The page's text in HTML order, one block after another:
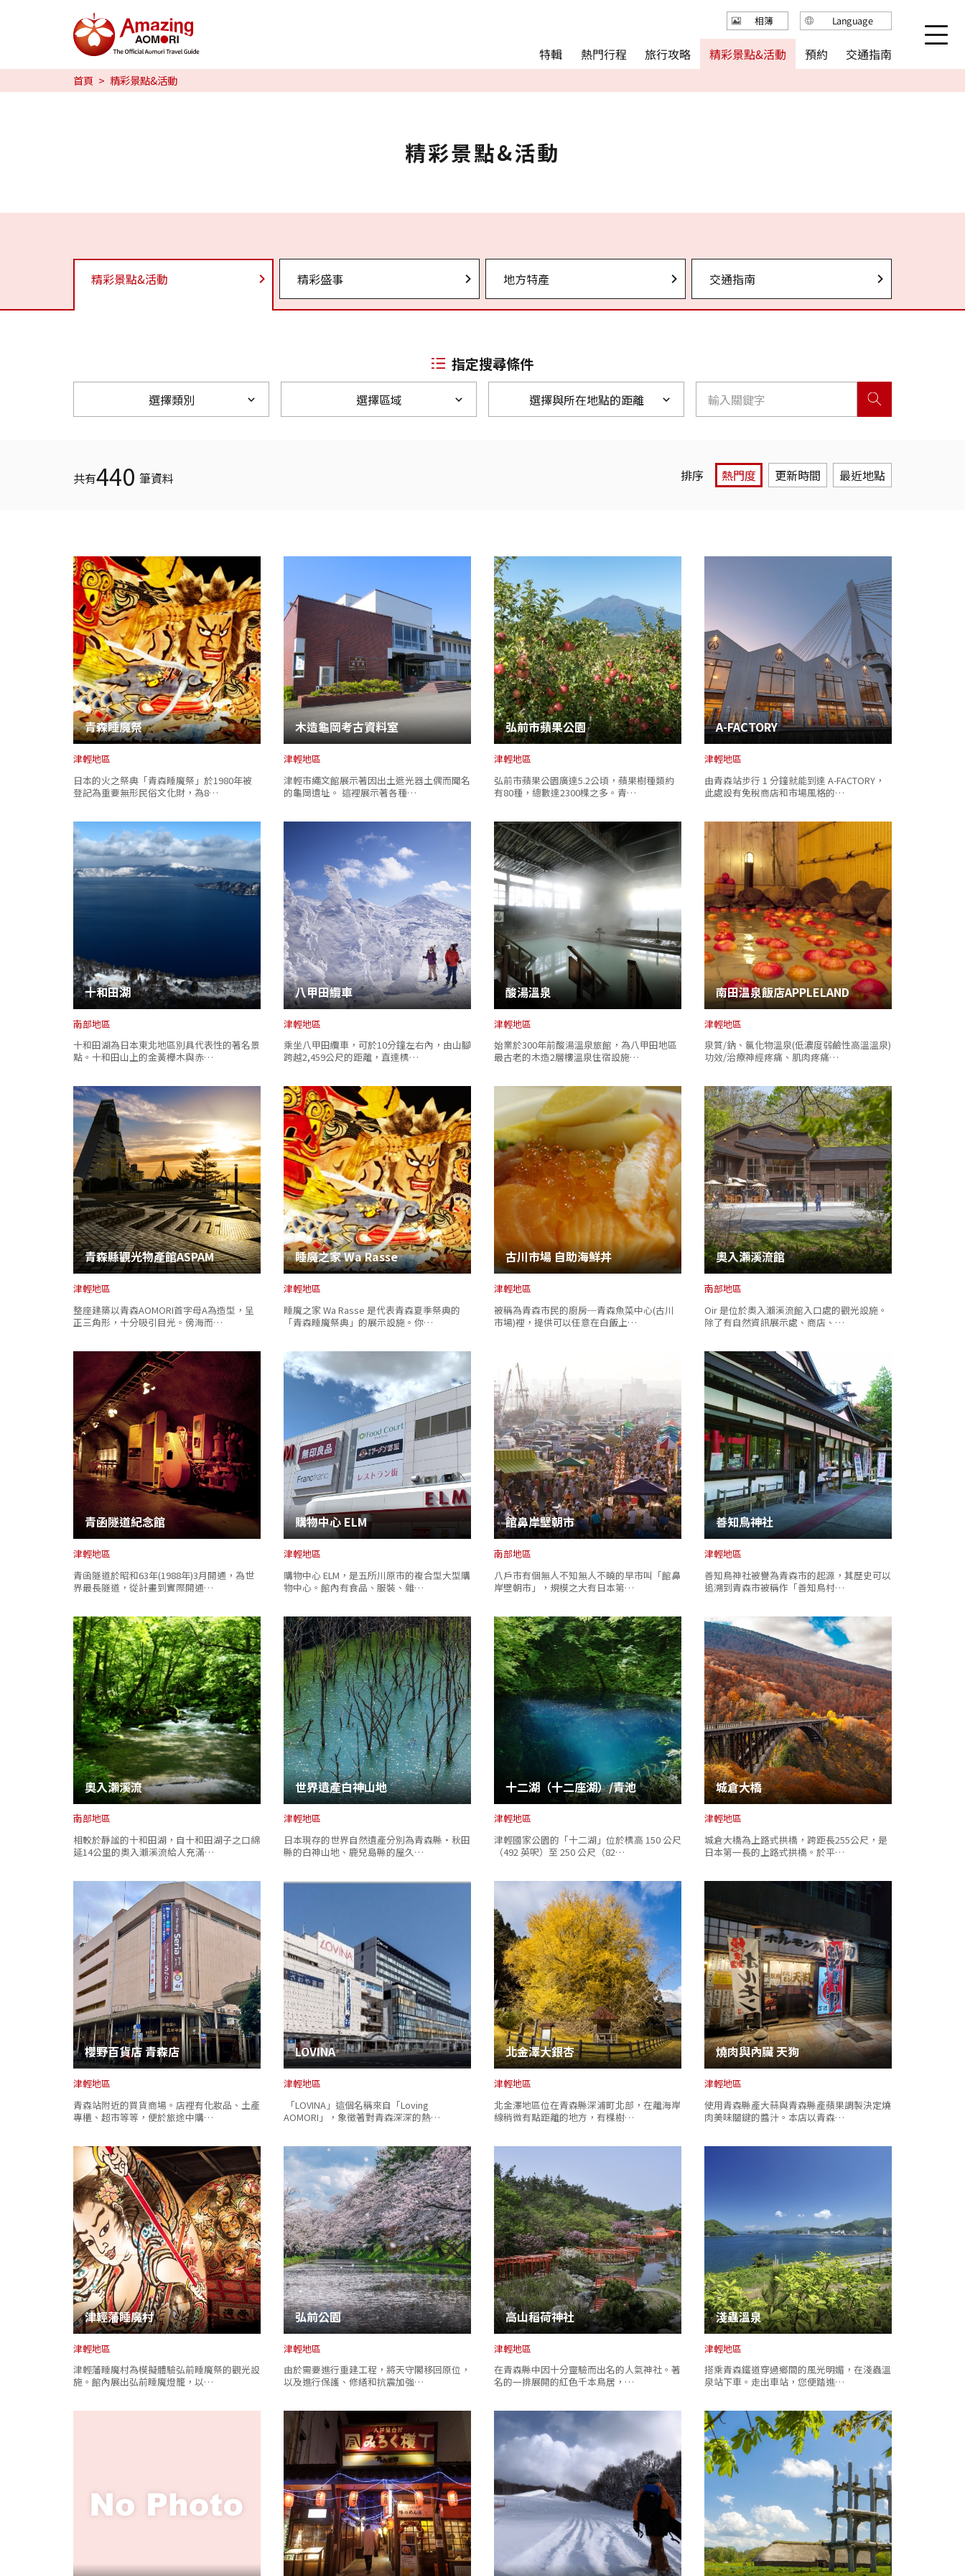
特輯
熱門行程
旅行攻略
精彩景點&活動
相簿
首頁 精彩景點&活動
精彩景點&活動
精彩景點&活動 精彩盛事 地方特產 交通指南
指定搜尋條件
選擇類別 選擇區域 選擇與所在地點的距離
共有440 筆資料 排序 熱門度 更新時間 最近地點
青森睡魔祭
津輕地區
日本的火之祭典「青森睡魔祭」於1980年被
登記為重要無形民俗文化財，為8…
木造龜岡考古資料室
津輕地區
津輕市繩文館展示著因出土遮光器土偶而聞名
的龜岡遺址。 這裡展示著各種…
弘前市蘋果公園
津輕地區
弘前市蘋果公園廣達5.2公頃，蘋果樹種類約
有80種，總數達2300棵之多。青…
A-FACTORY
津輕地區
由青森站步行 1 分鐘就能到達 A-FACTORY，
此處設有免稅商店和市場風格的…
十和田湖
南部地區
十和田湖為日本東北地區別具代表性的著名景
點。十和田山上的金黃櫸木與赤…
八甲田纜車
津輕地區
乘坐八甲田纜車，可於10分鐘左右內，由山腳
跨越2,459公尺的距離，直達標…
酸湯溫泉
津輕地區
始業於300年前酸湯溫泉旅館，為八甲田地區
最古老的木造2層樓溫泉住宿設施…
南田温泉飯店APPLELAND
津輕地區
泉質/鈉、氯化物溫泉(低濃度弱鹼性高溫溫泉)
功效/治療神經疼痛、肌肉疼痛…
青森縣觀光物產館ASPAM
津輕地區
整座建築以青森AOMORI首字母A為造型，呈
正三角形，十分吸引目光。傍海而…
睡魔之家 Wa Rasse
津輕地區
睡魔之家 Wa Rasse 是代表青森夏季祭典的
「青森睡魔祭典」的展示設施。你…
古川市場 自助海鮮丼
津輕地區
被稱為青森市民的廚房─青森魚菜中心(古川
市場)裡，提供可以任意在白飯上…
奧入瀨溪流館
南部地區
Oir 是位於奧入瀨溪流館入口處的觀光設施。
除了有自然資訊展示處、商店、…
青函隧道紀念館
津輕地區
青函隧道於昭和63年(1988年)3月開通，為世
界最長隧道，從計畫到實際開通…
購物中心 ELM
津輕地區
購物中心 ELM，是五所川原市的複合型大型購
物中心。館內有食品、服裝、雜…
館鼻岸壁朝市
南部地區
八戶市有個無人不知無人不曉的早市叫「館鼻
岸壁朝市」，規模之大有日本第…
善知鳥神社
津輕地區
善知鳥神社被譽為青森市的起源，其歷史可以
追溯到青森市被稱作「善知鳥村…
奧入瀨溪流
南部地區
相較於靜謐的十和田湖，自十和田湖子之口綿
延14公里的奧入瀨溪流給人充滿…
世界遺產白神山地
津輕地區
日本現存的世界自然遺產分別為青森縣‧秋田
縣的白神山地、鹿兒島縣的屋久…
十二湖（十二座湖）/青池
津輕地區
津輕國家公園的「十二湖」位於標高 150 公尺
（492 英呎）至 250 公尺（82…
城倉大橋
津輕地區
城倉大橋為上路式拱橋，跨距長255公尺，是
日本第一長的上路式拱橋。於平…
櫻野百貨店 青森店
津輕地區
青森站附近的買貨商場。店裡有化妝品、土產
專櫃、超市等等，便於旅途中購…
LOVINA
津輕地區
「LOVINA」這個名稱來自「Loving
AOMORI」，象徵著對青森深深的熱…
北金澤大銀杏
津輕地區
北金澤地區位在青森縣深浦町北部，在離海岸
線稍微有點距離的地方，有棵樹…
燒肉與內臟 天狗
津輕地區
使用青森縣產大蒜與青森縣產蘋果調製決定燒
肉美味關鍵的醬汁。本店以青森…
津輕藩睡魔村
津輕地區
津輕藩睡魔村為模擬體驗弘前睡魔祭的觀光設
施。館內展出弘前睡魔燈籠，以…
弘前公園
津輕地區
由於需要進行重建工程，將天守閣移回原位，
以及進行保護、修繕和抗震加強…
高山稻荷神社
津輕地區
在青森縣中因十分靈驗而出名的人氣神社。著
名的一排展開的紅色千本鳥居，…
淺蟲溫泉
津輕地區
搭乘青森鐵道穿過鄉間的風光明媚，在淺蟲溫
泉站下車。走出車站，您便踏進…
Twitter分享
Facebook分享
複製連結
特輯 熱門行程 旅行攻略 精彩景點&活動 預約 交通指南
相簿 Language
English
简体中文